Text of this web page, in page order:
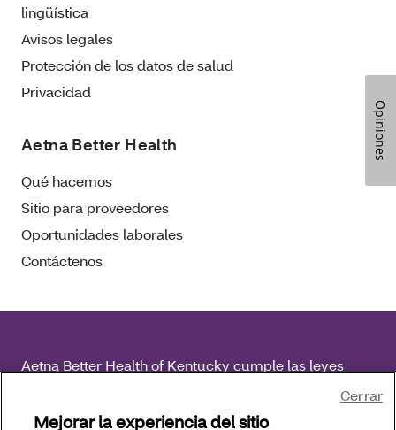
lingüística
Avisos legales
Protección de los datos de salud
Privacidad
Aetna Better Health
Qué hacemos
Sitio para proveedores
Oportunidades laborales
Contáctenos
Aetna Better Health of Kentucky cumple las leyes
federales de derechos civiles vigentes y no discrimina
Mejorar la experiencia del sitio
Cerrar
Opiniones